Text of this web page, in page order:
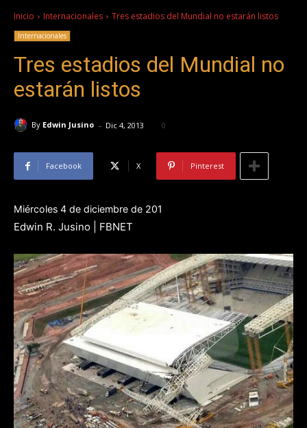
Inicio Internacionales Tres estadios del Mundial no estarán listos
Internacionales
Tres estadios del Mundial no
estarán listos
By Edwin Jusino - Dic 4, 2013 0
Facebook X Pinterest
Miércoles 4 de diciembre de 201
Edwin R. Jusino | FBNET